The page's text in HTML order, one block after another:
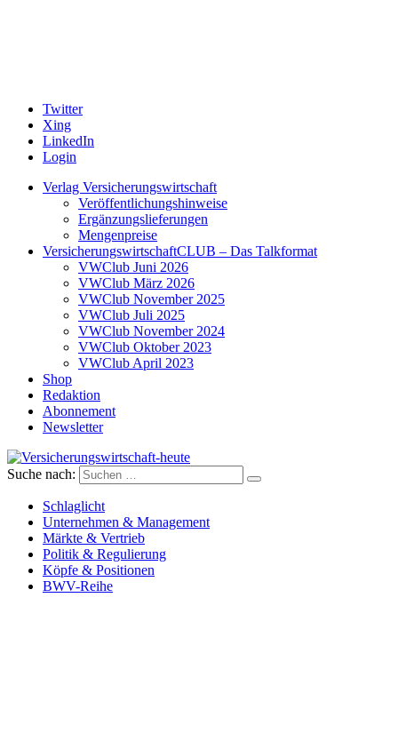
Twitter
Xing
LinkedIn
Login
Verlag Versicherungswirtschaft
Veröffentlichungshinweise
Ergänzungslieferungen
Mengenpreise
VersicherungswirtschaftCLUB – Das Talkformat
VWClub Juni 2026
VWClub März 2026
VWClub November 2025
VWClub Juli 2025
VWClub November 2024
VWClub Oktober 2023
VWClub April 2023
Shop
Redaktion
Abonnement
Newsletter
Versicherungswirtschaft-heute
Suche nach:
Schlaglicht
Unternehmen & Management
Märkte & Vertrieb
Politik & Regulierung
Köpfe & Positionen
BWV-Reihe